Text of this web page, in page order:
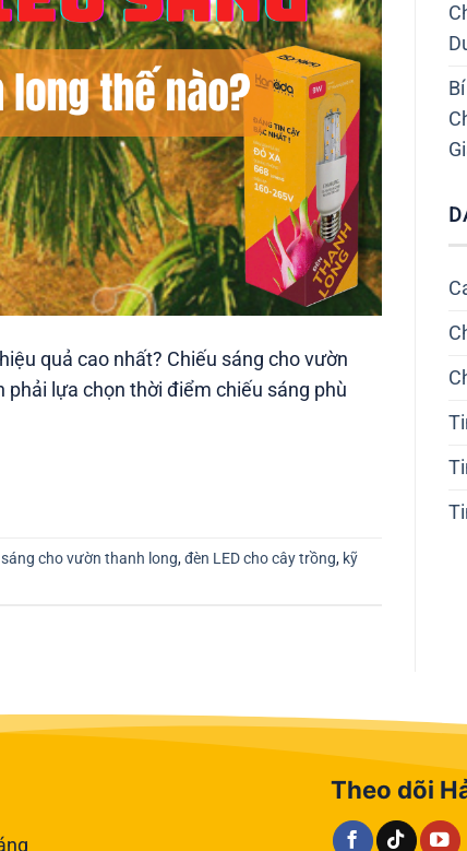
quả cao nhất? Chiếu sáng cho vườn
phải lựa chọn thời điểm chiếu sáng phù
cho vườn thanh long,đèn LED cho cây trồng, kỹ
Theo dõi